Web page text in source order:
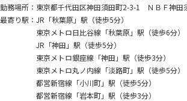
勤務場所：東京都千代田区神田須田町2-3-1 ＮＢＦ神田
最寄り駅：JR「秋葉原」駅（徒歩5分）
東京メトロ日比谷線「秋葉原」駅（徒歩6分）
JR「神田」駅（徒歩5分）
東京メトロ銀座線「神田」駅（徒歩3分）
東京メトロ丸ノ内線「淡路町」駅（徒歩5分）
都営新宿線「小川町」駅（徒歩5分）
都営新宿線「岩本町」駅（徒歩3分）